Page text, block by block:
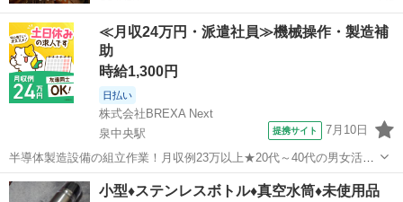
≪月収24万円・派遣社員≫機械操作・製造補
助
時給1,300円
日払い
株式会社BREXA Next
泉中央駅
提携サイト 7月10日
半導体製造設備の組立作業！月収例23万以上★20代～40代の男女活躍
中中！社会保険完備！送迎あり！◎マイカー通勤OK＆無料駐車場完
備！作業着無償貸与◎食堂利用可★《宮城県黒川郡大和町》 人気の工
宮城 泉中央駅 その他
小型♦ステンレスボトル♦真空水筒♦未使用品